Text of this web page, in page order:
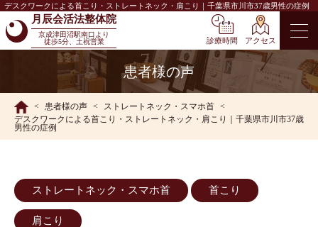
デスクワークによる首こり・ストレートネック・肩こり｜千葉県市川市37歳男性の症例
月辰会活法整体院
京成津田沼駅南口より
徒歩5分、土祝営業
診療時間 アクセス
患者様の声
患者様の声
ストレートネック・スマホ首
デスクワークによる首こり・ストレートネック・肩こり｜千葉県市川市37歳
男性の症例
ストレートネック・スマホ首 首こり
肩こり